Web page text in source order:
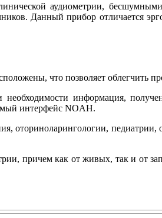
аудиометрии,
Данный прибор отличается
что позволяет облегчить
информация,
интерфейс NOAH.
оториноларингологии,
причем как от живых, так и от